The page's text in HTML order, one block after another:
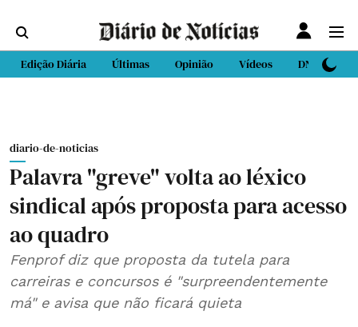
Edição Diária Últimas Opinião Vídeos DN Sport
diario-de-noticias
Palavra "greve" volta ao léxico
sindical após proposta para acesso
ao quadro
Fenprof diz que proposta da tutela para
carreiras e concursos é "surpreendentemente
má" e avisa que não ficará quieta